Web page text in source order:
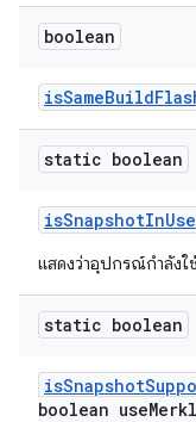
boolean
isSameBuild
static boolean
isSnapshotInUse
แสดงว่าอุปกรณ์กำลัง
static boolean
isSnapshot
boolean use